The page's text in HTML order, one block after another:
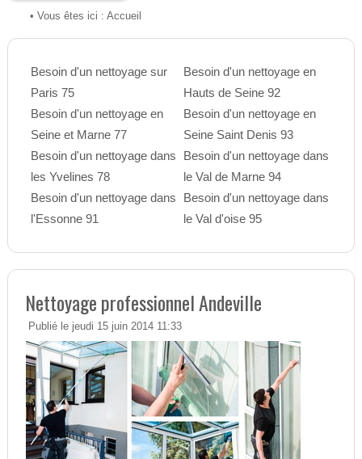
• Vous êtes ici : Accueil
Besoin d'un nettoyage sur
Paris 75
Besoin d'un nettoyage en
Seine et Marne 77
Besoin d'un nettoyage dans
les Yvelines 78
Besoin d'un nettoyage dans
l'Essonne 91
Besoin d'un nettoyage en
Hauts de Seine 92
Besoin d'un nettoyage en
Seine Saint Denis 93
Besoin d'un nettoyage dans
le Val de Marne 94
Besoin d'un nettoyage dans
le Val d'oise 95
Nettoyage professionnel Andeville
Publié le jeudi 15 juin 2014 11:33